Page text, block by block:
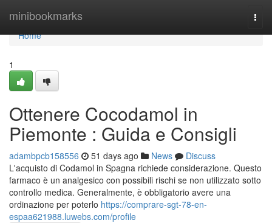
minibookmarks
Home
Home
1
Ottenere Cocodamol in
Piemonte : Guida e Consigli
adambpcb158556 51 days ago News
Discuss
L'acquisto di Codamol in Spagna richiede considerazione. Questo
farmaco è un analgesico con possibili rischi se non utilizzato sotto
controllo medica. Generalmente, è obbligatorio avere una
ordinazione per poterlo https://comprare-sgt-78-en-
espaa621988.luwebs.com/profile